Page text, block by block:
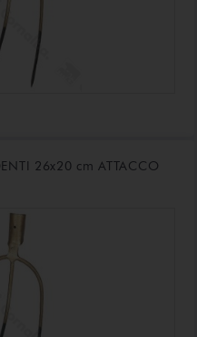
26x20 cm ATTACCO